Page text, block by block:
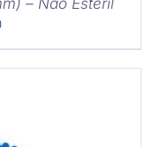
– Não Estéril